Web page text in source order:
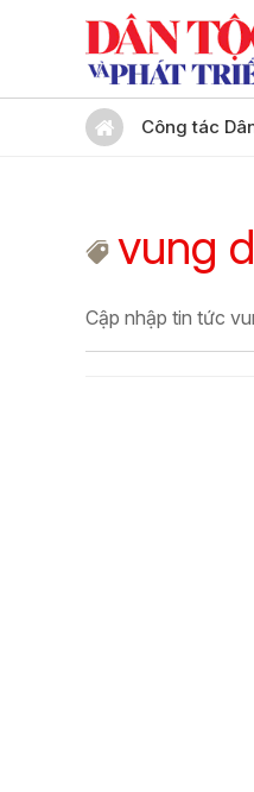
Công tác
vung
Cập nhập tin tức